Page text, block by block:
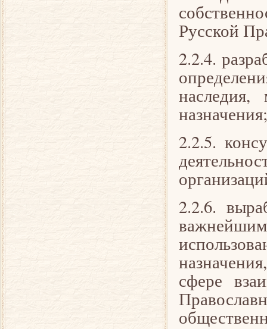
Русской
2.2.4.
наследия,
назначения;
2.2.5.
2.2.6.
сфере